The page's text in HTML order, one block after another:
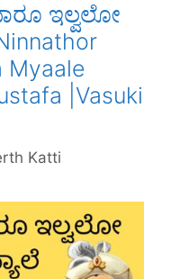
ಇಲ್ವಲೋ
Myaale
|Vasuki
Katti